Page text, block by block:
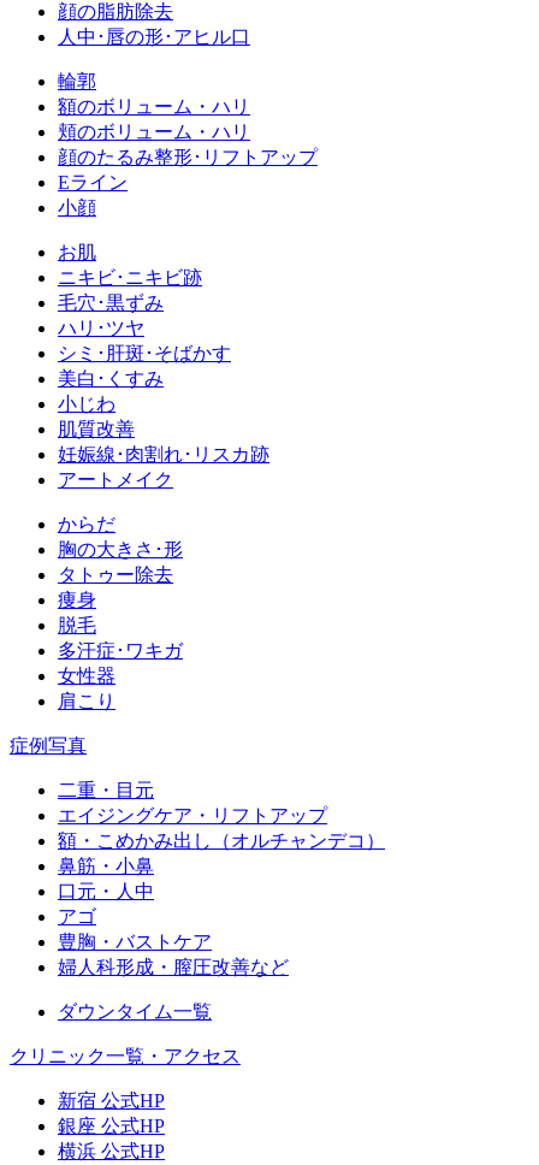
顔の脂肪除去
人中･唇の形･アヒル口
輪郭
額のボリューム・ハリ
頬のボリューム・ハリ
顔のたるみ整形･リフトアップ
Eライン
小顔
お肌
ニキビ･ニキビ跡
毛穴･黒ずみ
ハリ･ツヤ
シミ･肝斑･そばかす
美白･くすみ
小じわ
肌質改善
妊娠線･肉割れ･リスカ跡
アートメイク
からだ
胸の大きさ･形
タトゥー除去
痩身
脱毛
多汗症･ワキガ
女性器
肩こり
症例写真
二重・目元
エイジングケア・リフトアップ
額・こめかみ出し（オルチャンデコ）
鼻筋・小鼻
口元・人中
アゴ
豊胸・バストケア
婦人科形成・膣圧改善など
ダウンタイム一覧
クリニック一覧・アクセス
新宿 公式HP
銀座 公式HP
横浜 公式HP